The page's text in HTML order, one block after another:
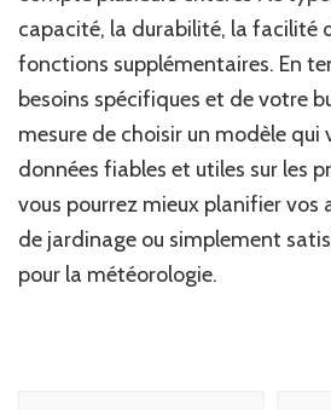
capacité, la durabilité, la facilité
fonctions supplémentaires. En
besoins spécifiques et de votre
mesure de choisir un modèle qui
données fiables et utiles sur les
vous pourrez mieux planifier vos
de jardinage ou simplement
pour la météorologie.